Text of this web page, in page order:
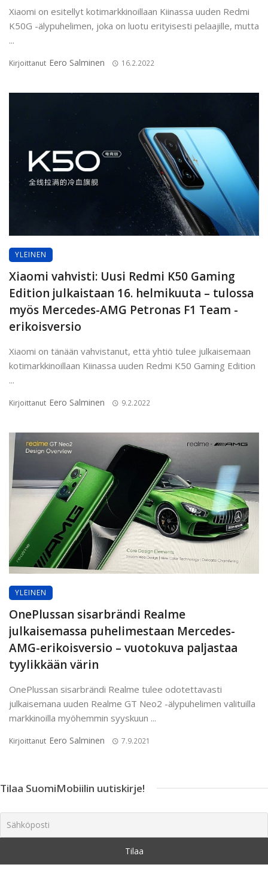
Xiaomi on esitellyt kotimarkkinoillaan Kiinassa uuden Redmi
K50G -älypuhelimen, joka on luotu erityisesti pelaajille, mutta
...
Kirjoittanut Eero Salminen 16.2.2022
YLEINEN
Xiaomi vahvisti: Uusi Redmi K50 Gaming
Edition julkaistaan 16. helmikuuta – tulossa
myös Mercedes-AMG Petronas F1 Team -
erikoisversio
Xiaomi on tänään vahvistanut, että yhtiö tulee julkaisemaan
kotimarkkinoillaan Kiinassa uuden Redmi K50 Gaming Edition
...
Kirjoittanut Eero Salminen 9.2.2022
YLEINEN
OnePlussan sisarbrändi Realme
julkaisemassa puhelimestaan Mercedes-
AMG-erikoisversio – vuotokuva paljastaa
tyylikkään värin
OnePlussan sisarbrändi Realme tulee odotettavasti
julkaisemana uuden Realme GT Neo2 -älypuhelimen valituilla
markkinoilla myöhemmin syyskuun ...
Kirjoittanut Eero Salminen 7.9.2021
Tilaa SuomiMobiilin uutiskirje!